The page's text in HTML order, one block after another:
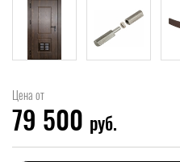
Цена от
79 500 руб.